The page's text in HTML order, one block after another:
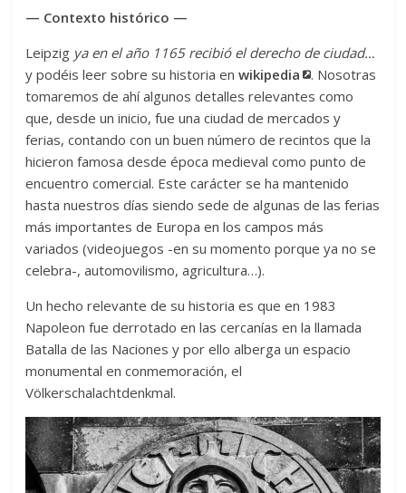
— Contexto histórico —
Leipzig ya en el año 1165 recibió el derecho de ciudad…
y podéis leer sobre su historia enwikipedia
. Nosotras
tomaremos de ahí algunos detalles relevantes como
que, desde un inicio, fue una ciudad de mercados y
ferias, contando con un buen número de recintos que la
hicieron famosa desde época medieval como punto de
encuentro comercial. Este carácter se ha mantenido
hasta nuestros días siendo sede de algunas de las ferias
más importantes de Europa en los campos más
variados (videojuegos -en su momento porque ya no se
celebra-, automovilismo, agricultura…).
Un hecho relevante de su historia es que en 1983
Napoleon fue derrotado en las cercanías en la llamada
Batalla de las Naciones y por ello alberga un espacio
monumental en conmemoración, el
Völkerschalachtdenkmal.